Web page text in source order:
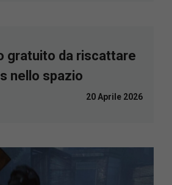
gratuito da riscattare
nello spazio
20 Aprile 2026